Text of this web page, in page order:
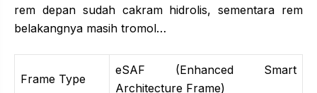
rem depan sudah cakram hidrolis, sementara rem
belakangnya masih tromol…
Frame Type
eSAF (Enhanced Smart
Architecture Frame)